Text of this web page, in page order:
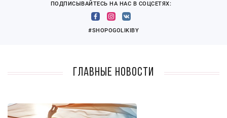
ПОДПИСЫВАЙТЕСЬ НА НАС В СОЦСЕТЯХ:
#SHOPOGOLIKIBY
Главные новости